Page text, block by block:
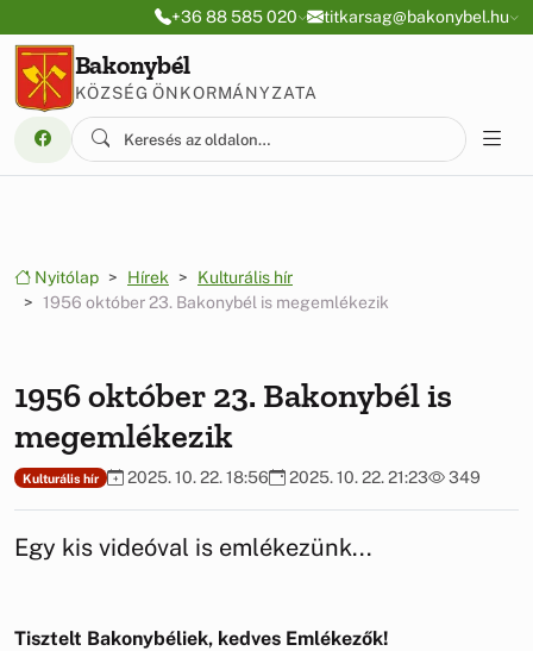
Ugrás a menüre
Ugrás a tartalomra+36 88 585 020 titkarsag@bakonybel.hu
Bakonybél
KÖZSÉG ÖNKORMÁNYZATA
Nyitólap Hírek
Kulturális hír
1956 október 23. Bakonybél is megemlékezik
1956 október 23. Bakonybél is
megemlékezik
Kulturális hír 2025. 10. 22. 18:56 2025. 10. 22. 21:23 349
Egy kis videóval is emlékezünk...
Tisztelt Bakonybéliek, kedves Emlékezők!